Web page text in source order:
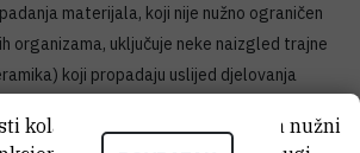
materijala, koji nije nužno ograničen
organizama, uključuje neke naizgled trajne
koji propadaju uslijed djelovanja
pogodnim monomerima, koji se
kolačiće. Neki od tih kolačića nužni